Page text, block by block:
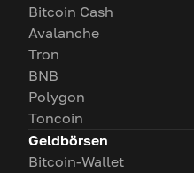
Bitcoin Cash
Avalanche
Tron
BNB
Polygon
Toncoin
Geldbörsen
Bitcoin-Wallet